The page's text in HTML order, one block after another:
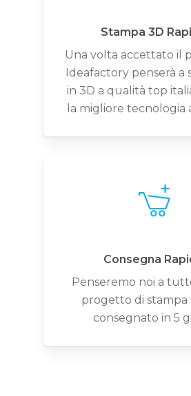
Stampa 3D
Una volta accettato il
Ideafactory penserà a
in 3D a qualità top
la migliore tecnologia
Consegna
Penseremo noi a
progetto di stampa
consegnato in 5